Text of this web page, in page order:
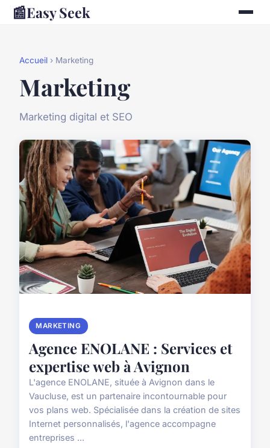
📰Easy Seek
Accueil › Marketing
Marketing
Marketing digital et SEO
MARKETING
Agence ENOLANE : Services et
expertise web à Avignon
L'agence ENOLANE, située à Avignon dans le
Vaucluse, est un partenaire incontournable pour
vos plans web. Spécialisée dans la création de sites
Internet personnalisés, l'agence accompagne
entreprises ...